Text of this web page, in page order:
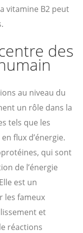
vitamine B2 peut
des
au niveau du
un rôle dans la
tels que les
flux d’énergie.
qui sont
de l’énergie
est un
les fameux
et
réactions